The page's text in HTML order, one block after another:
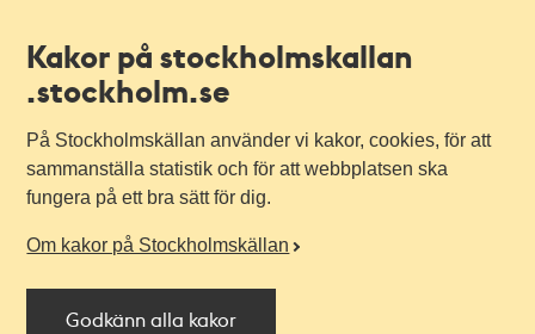
Kakor på stockholmskallan
.stockholm.se
På Stockholmskällan använder vi kakor, cookies, för att
sammanställa statistik och för att webbplatsen ska
fungera på ett bra sätt för dig.
Om kakor på Stockholmskällan
Godkänn alla kakor